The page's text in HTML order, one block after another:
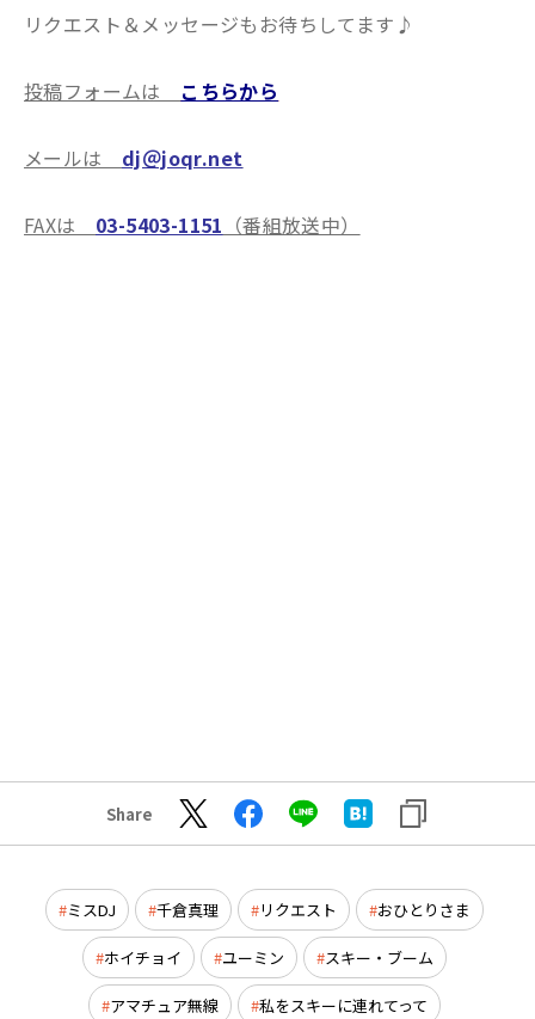
リクエスト＆メッセージもお待ちしてます♪
投稿フォームは こちらから
メールは dj＠joqr.net
FAXは 03-5403-1151 （番組放送中）
Share
ミスDJ 千倉真理 リクエスト おひとりさま
ホイチョイ ユーミン スキー・ブーム
アマチュア無線 私をスキーに連れてって